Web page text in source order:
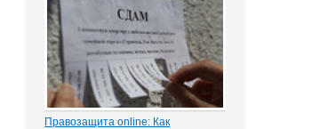
институт в России. Норма об этом
(п. 7.1 ч. 1 ст. 81 ТК РФ) появилась в
Трудовом кодексе в 2012 году в
ходе совершенствования...
Правозащита online: Как